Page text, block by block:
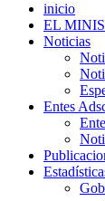
inicio
EL
Noticias
Entes